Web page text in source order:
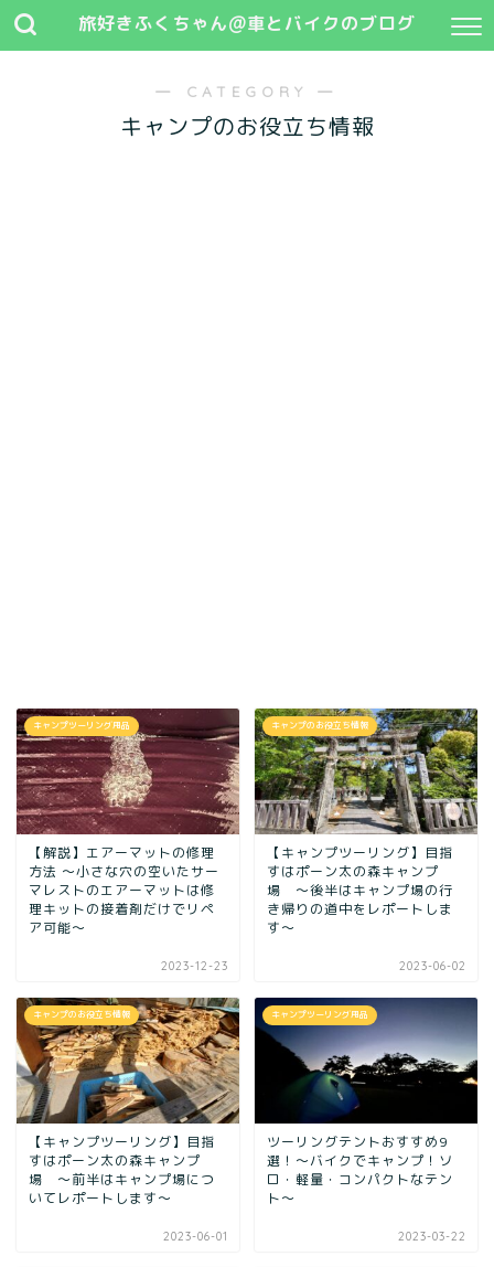
旅好きふくちゃん@車とバイクのブログ
― CATEGORY ―
キャンプのお役立ち情報
キャンプツーリング用品
【解説】エアーマットの修理
方法 〜小さな穴の空いたサー
マレストのエアーマットは修
理キットの接着剤だけでリペ
ア可能〜
2023-12-23
キャンプのお役立ち情報
【キャンプツーリング】目指
すはポーン太の森キャンプ
場 ～後半はキャンプ場の行
き帰りの道中をレポートしま
す～
2023-06-02
キャンプのお役立ち情報
【キャンプツーリング】目指
すはポーン太の森キャンプ
場 ～前半はキャンプ場につ
いてレポートします～
2023-06-01
キャンプツーリング用品
ツーリングテントおすすめ9
選！〜バイクでキャンプ！ソ
ロ・軽量・コンパクトなテン
ト〜
2023-03-22